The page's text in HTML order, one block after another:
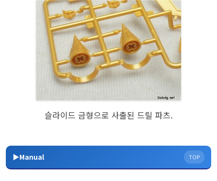
슬라이드 금형으로 사출된 드릴 파츠.
▶Manual TOP